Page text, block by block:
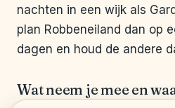
nachten in een wijk als
plan Robbeneiland dan op
dagen en houd de andere
Wat neem je mee en